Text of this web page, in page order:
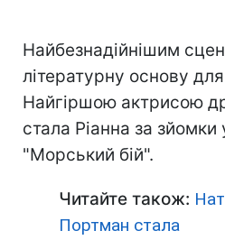
Найбезнадійнішим
літературну основу
Найгіршою актрисою
стала Ріанна за зйомки
"Морський бій".
Читайте також:
Портман стала